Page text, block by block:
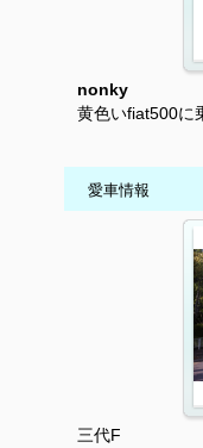
nonky
黄色いfiat500に
愛車情報
三代F